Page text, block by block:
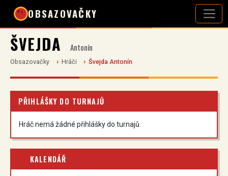
OBSAZOVAČKY
ŠVEJDA Antonín
Obsazovačky Hráči Švejda Antonín
PŘIHLÁŠKY DO TURNAJŮ
Hráč nemá žádné přihlášky do turnajů.
KALENDÁŘ